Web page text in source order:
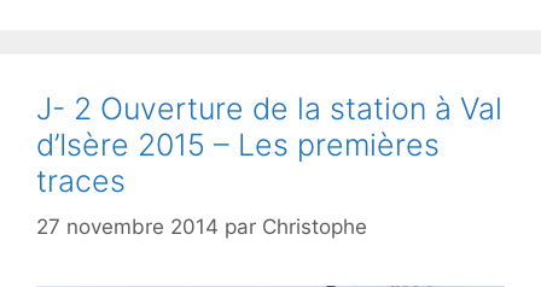
J- 2 Ouverture de la station à Val
d’Isère 2015 – Les premières
traces
27 novembre 2014 par Christophe